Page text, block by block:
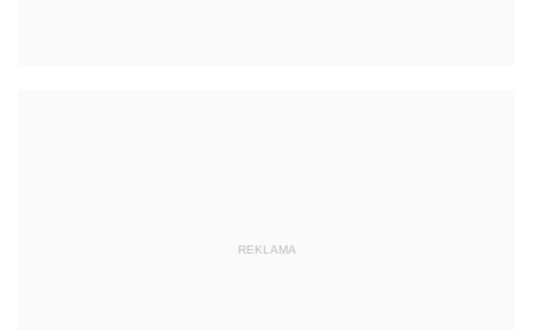
REKLAMA